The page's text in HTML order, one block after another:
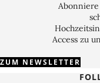
Access zu
ZUM NEWSLETTER